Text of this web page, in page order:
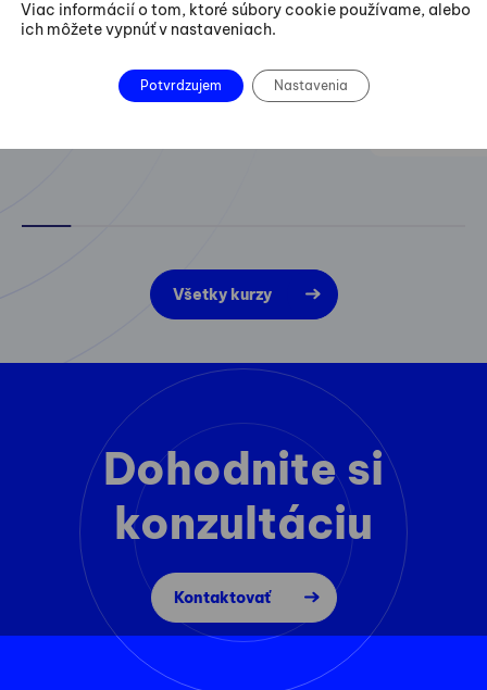
projektov
Všetky kurzy
Dohodnite si
konzultáciu
Kontaktovať
Viac informácií o tom, ktoré súbory cookie používame, alebo
ich môžete vypnúť v nastaveniach.
Potvrdzujem Nastavenia